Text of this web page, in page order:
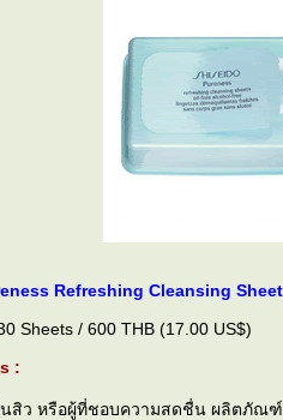
Refreshing Cleansing
Sheets / 600 THB (17.00 US$)
:
สิว หรือผู้ที่ชอบความสดชื่น ผลิตภัณ